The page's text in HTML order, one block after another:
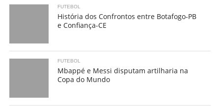
FUTEBOL
História dos Confrontos entre Botafogo-PB
e Confiança-CE
FUTEBOL
Mbappé e Messi disputam artilharia na
Copa do Mundo